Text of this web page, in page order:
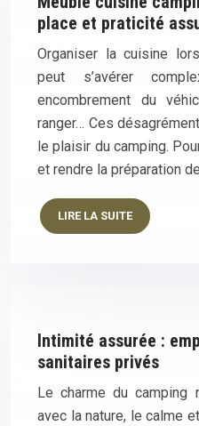
place et praticité
Organiser la cuisine
peut s’avérer
encombrement du
ranger… Ces
le plaisir du camping.
et rendre la préparation
LIRE LA SUITE
Intimité assurée :
sanitaires privés
Le charme du camping
avec la nature, le calme